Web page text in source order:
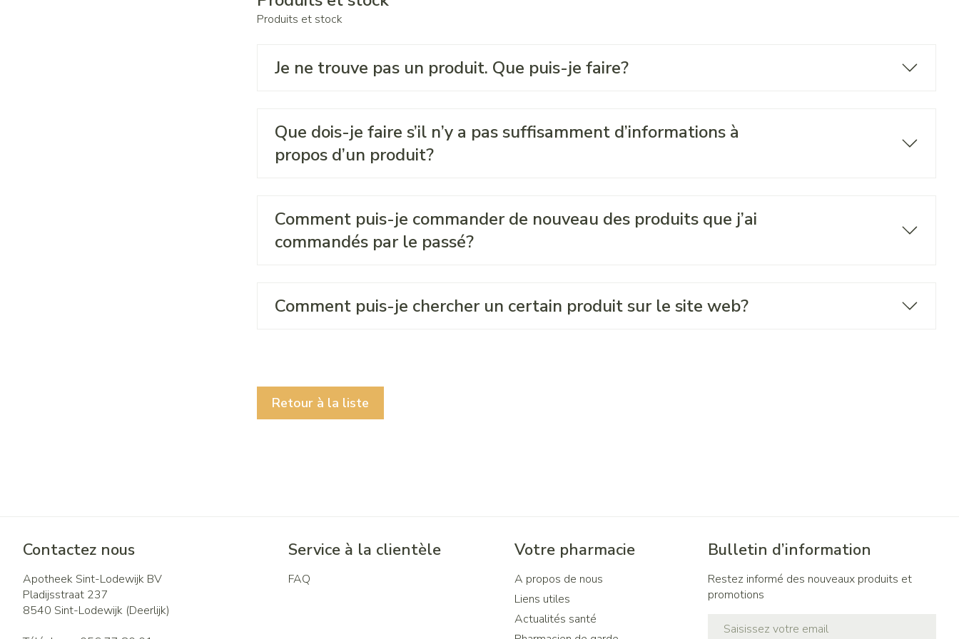
Produits et stock
Je ne trouve pas un produit. Que puis-je faire?
Que dois-je faire s’il n’y a pas suffisamment d’informations à
propos d’un produit?
Comment puis-je commander de nouveau des produits que j’ai
commandés par le passé?
Comment puis-je chercher un certain produit sur le site web?
Retour à la liste
Contactez nous
Apotheek Sint-Lodewijk BV
Pladijsstraat 237
8540 Sint-Lodewijk (Deerlijk)
Service à la clientèle
FAQ
Votre pharmacie
A propos de nous
Liens utiles
Actualités santé
Bulletin d’information
Restez informé des nouveaux produits et
promotions